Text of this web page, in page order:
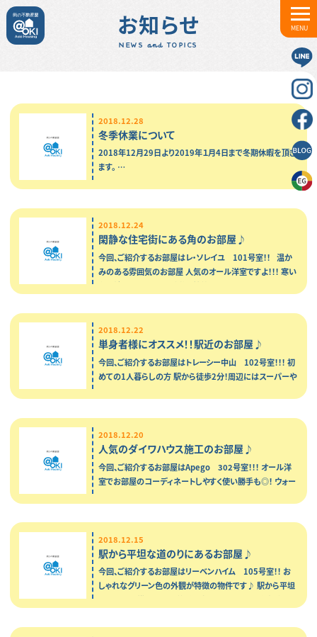
MENU
お知らせ
NEWS and TOPICS
2018.12.28
冬季休業について
2018年12月29日より2019年１月4日まで冬期休暇を頂き
ます。 …
2018.12.24
閑静な住宅街にある角のお部屋♪
今回、ご紹介するお部屋はレ・ソレイユ 101号室！！ 温か
みのある雰囲気のお部屋 人気のオール洋室ですよ！！！ 寒い
冬に嬉しい！お風呂は追炊き機能付♪ いつでも暖かいお…
2018.12.22
単身者様にオススメ！！駅近のお部屋♪
今回、ご紹介するお部屋はトレーシー中山 102号室！！！ 初
めての1人暮らしの方 駅から徒歩2分！周辺にはスーパーや
2018.12.20
人気のダイワハウス施工のお部屋♪
今回、ご紹介するお部屋はApego 302号室！！！ オール洋
室でお部屋のコーディネートしやすく使い勝手も◎！ ウォー
2018.12.15
駅から平坦な道のりにあるお部屋♪
今回、ご紹介するお部屋はリーベンハイム 105号室！！ お
しゃれなグリーン色の外観が特徴の物件です♪ 駅から平坦
なためお出掛けの際に普通に歩くのはもちろん 自転車や